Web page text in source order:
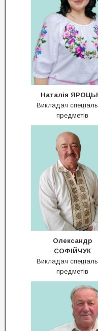
Наталія
Викладач
предметів
Олександр
СОФІЙЧУК
Викладач
предметів